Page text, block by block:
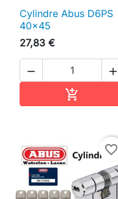
Cylindre Abus D6PS
40x45
27,83 €
 

favorite_border